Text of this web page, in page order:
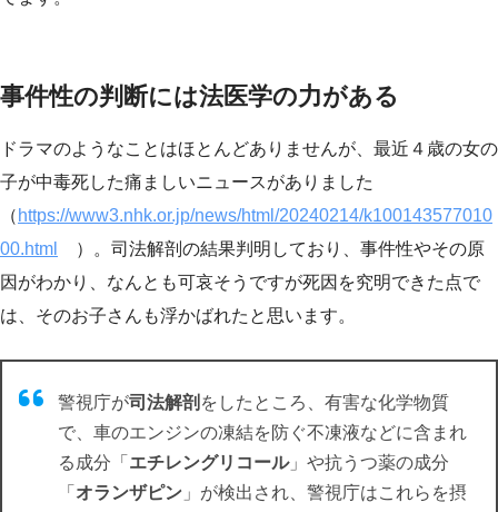
事件性の判断には法医学の力がある
ドラマのようなことはほとんどありませんが、最近４歳の女の
子が中毒死した痛ましいニュースがありました
（ https://www3.nhk.or.jp/news/html/20240214/k100143577010
00.html
）。司法解剖の結果判明しており、事件性やその原
因がわかり、なんとも可哀そうですが死因を究明できた点で
は、そのお子さんも浮かばれたと思います。
警視庁が司法解剖 をしたところ、有害な化学物質
で、車のエンジンの凍結を防ぐ不凍液などに含まれ
る成分「 エチレングリコール」や抗うつ薬の成分
「 オランザピン 」が検出され、警視庁はこれらを摂